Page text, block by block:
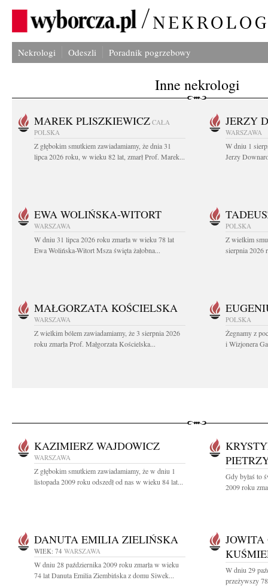
Nekrologi Odeszli Poradnik pogrzebowy
Inne nekrologi
MAREK PLISZKIEWICZ CAŁA
POLSKA
Z głębokim smutkiem zawiadamiamy, że dnia 31
lipca 2026 roku, w wieku 82 lat, zmarł Prof. Marek...
JERZY
WARSZAWA
W dniu 1
Jerzy
EWA WOLIŃSKA-WITORT
WARSZAWA
W dniu 31 lipca 2026 roku zmarła w wieku 78 lat
Ewa Wolińska-Witort Msza święta żałobna...
POLSKA
Z wielkim
sierpnia 2026
MAŁGORZATA KOŚCIELSKA
WARSZAWA
Z wielkim bólem zawiadamiamy, że 3 sierpnia 2026
roku zmarła Prof. Małgorzata Kościelska...
POLSKA
Żegnamy z
i Wizjonera
KAZIMIERZ WAJDOWICZ
WARSZAWA
Z głębokim smutkiem zawiadamiamy, że w dniu 1
listopada 2009 roku odszedł od nas w wieku 84 lat...
Gdy byłaś to
2009 roku
DANUTA EMILIA ZIELIŃSKA
WIEK: 74 WARSZAWA
W dniu 28 października 2009 roku zmarła w wieku
74 lat Danuta Emilia Ziembińska z domu Siwek...
JOWITA
W dniu 29
przeżywszy